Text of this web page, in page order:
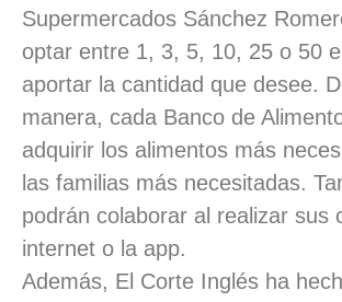
Supermercados Sánchez
optar entre 1, 3, 5, 10, 25 o 50
aportar la cantidad que desee.
manera, cada Banco de
adquirir los alimentos más
las familias más necesitadas.
podrán colaborar al realizar sus
internet o la app.
Además, El Corte Inglés ha